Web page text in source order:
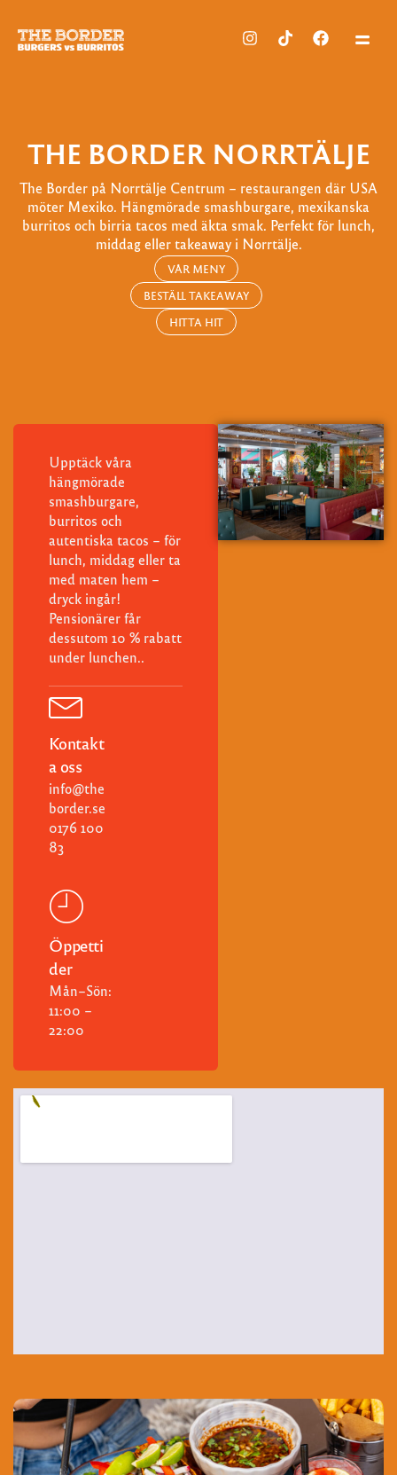
THE BORDER NORRTÄLJE
The Border på Norrtälje Centrum – restaurangen där USA
möter Mexiko. Hängmörade smashburgare, mexikanska
burritos och birria tacos med äkta smak. Perfekt för lunch,
middag eller takeaway i Norrtälje.
VÅR MENY
BESTÄLL TAKEAWAY
HITTA HIT
Upptäck våra
hängmörade
smashburgare,
burritos och
autentiska tacos – för
lunch, middag eller ta
med maten hem –
dryck ingår!
Pensionärer får
dessutom 10 % rabatt
under lunchen..
Kontakt
a oss
info@the
border.se
0176 100
83
Öppetti
der
Mån–Sön:
11:00 –
22:00